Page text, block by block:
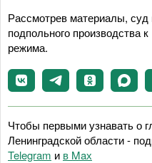
Рассмотрев материалы, суд
подпольного производства
режима.
Чтобы первыми узнавать о
Ленинградской области -
Telegram и в Maх